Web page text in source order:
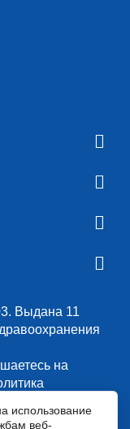
Выдана 11
на
использование
веб-